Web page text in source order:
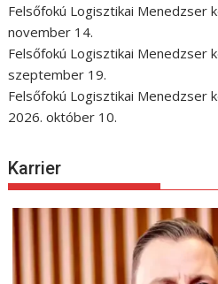
Felsőfokú Logisztikai Menedzser
november 14.
Felsőfokú Logisztikai Menedzser
szeptember 19.
Felsőfokú Logisztikai Menedzser
2026. október 10.
Karrier